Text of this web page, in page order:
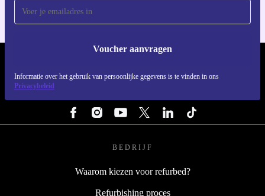
Voucher aanvragen
Informatie over het gebruik van persoonlijke gegevens is te vinden in ons
Privacybeleid
BEDRIJF
Waarom kiezen voor refurbed?
Refurbishing proces